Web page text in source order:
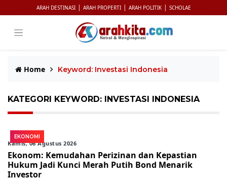
ARAH DESTINASI | ARAH PROPERTI | ARAH POLITIK | SCHOLAE
Home Keyword: Investasi Indonesia
KATEGORI KEYWORD: INVESTASI INDONESIA
EKONOMI
Kamis, 06 Agustus 2026
Ekonom: Kemudahan Perizinan dan Kepastian
Hukum Jadi Kunci Merah Putih Bond Menarik
Investor